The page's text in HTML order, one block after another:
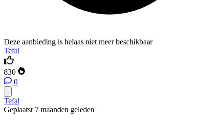
Deze aanbieding is helaas niet meer beschikbaar
Tefal
830
0
Tefal
Geplaatst 7 maanden geleden